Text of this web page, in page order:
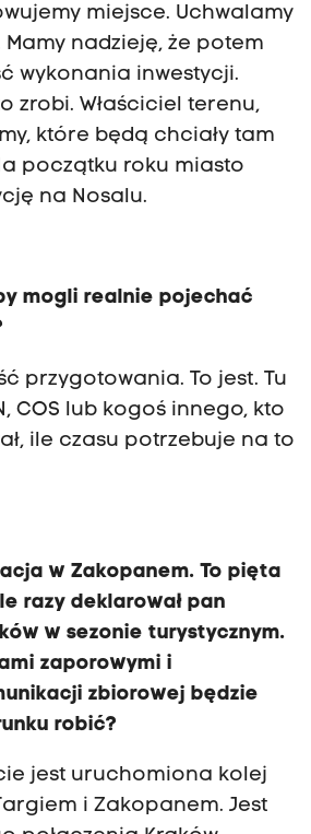
miejsce. Uchwalamy
nadzieję, że potem
wykonania inwestycji.
zrobi. Właściciel terenu,
które będą chciały tam
początku roku miasto
na Nosalu.
mogli realnie pojechać
przygotowania. To jest. Tu
COS lub kogoś innego, kto
ile czasu potrzebuje na to
w Zakopanem. To pięta
razy deklarował pan
w sezonie turystycznym.
zaporowymi i
zbiorowej będzie
robić?
jest uruchomiona kolej
i Zakopanem. Jest